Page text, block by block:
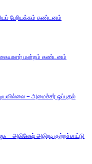
பேரியக்கம் கண்டனம்
மன்றம் கண்டனம்
– அமைச்சர் ஒப்புதல்
– அகிலேஷ் அதிரடி குற்றச்சாட்டு